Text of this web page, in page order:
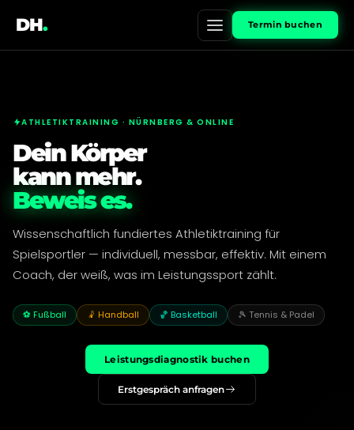
DH. Termin buchen
ATHLETIKTRAINING · NÜRNBERG & ONLINE
Dein Körper
kann mehr.
Beweis es.
Wissenschaftlich fundiertes Athletiktraining für
Spielsportler — individuell, messbar, effektiv. Mit einem
Coach, der weiß, was im Leistungssport zählt.
⚽ Fußball 🤾 Handball 🏀 Basketball 🎾 Tennis & Padel
Leistungsdiagnostik buchen
Erstgespräch anfragen